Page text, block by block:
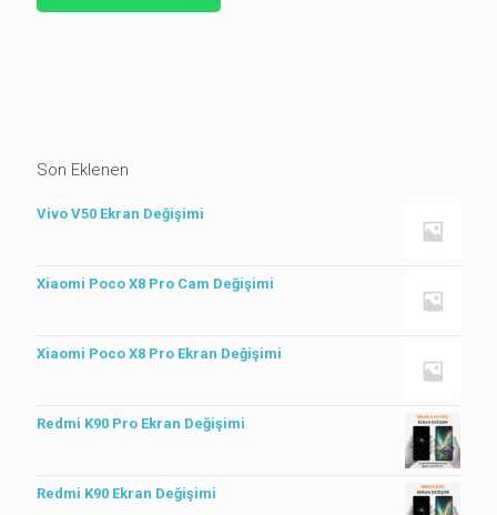
Son Eklenen
Vivo V50 Ekran Değişimi
Xiaomi Poco X8 Pro Cam Değişimi
Xiaomi Poco X8 Pro Ekran Değişimi
Redmi K90 Pro Ekran Değişimi
Redmi K90 Ekran Değişimi